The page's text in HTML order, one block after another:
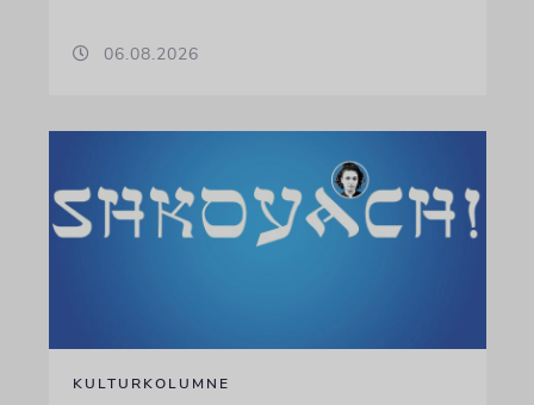
06.08.2026
KULTURKOLUMNE